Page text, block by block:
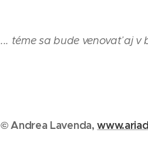
... téme sa bude venovať aj v
© Andrea Lavenda,